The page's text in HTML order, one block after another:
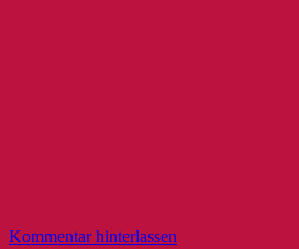
Kommentar hinterlassen